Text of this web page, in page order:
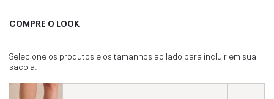
COMPRE O LOOK
Selecione os produtos e os tamanhos ao lado para incluir em sua
sacola.